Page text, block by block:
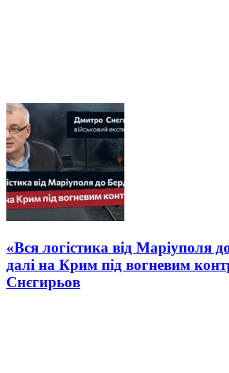
«Вся логістика від Маріуполя
далі на Крим під вогневим
Снєгирьов